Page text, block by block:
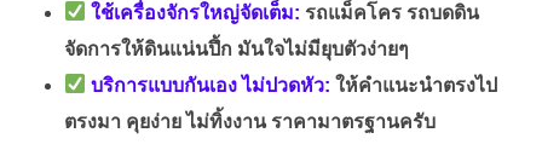
ใช้เครื่องจักรใหญ่จัดเต็ม: รถแม็คโคร รถบดดิน
จัดการให้ดินแน่นปึ้ก มันใจไม่มียุบตัวง่ายๆ
บริการแบบกันเอง ไม่ปวดหัว: ให้คำแนะนำตรงไป
ตรงมา คุยง่าย ไม่ทิ้งงาน ราคามาตรฐานครับ